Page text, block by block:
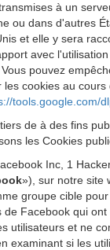
à un
ou dans d'autres
et elle y sera
avec
pouvez
cookies au
tools.google.com/
de à des fins
les Cookies
Inc, 1
»), sur notre site
groupe cible
Facebook qui
utilisateurs et ne
examinant si les